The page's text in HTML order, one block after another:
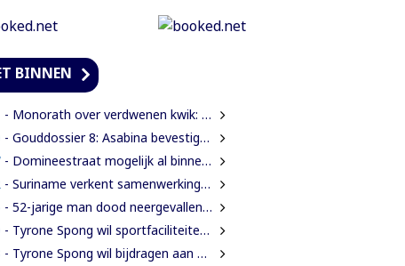
BINNEN
- Monorath over verdwenen kwik: “Als er koppen moeten rollen, dan moeten die rollen”
- Gouddossier 8: Asabina bevestigt goudwinning op bodem Surinamerivier: Concessie voor riviergrind
- Domineestraat mogelijk al binnen twee weken weer open
- Suriname verkent samenwerking met Braziliaanse producent van radarsystemen
- 52-jarige man dood neergevallen langs voetbalveld
- Tyrone Spong wil sportfaciliteiten voor talentvolle Surinaamse jongeren
- Tyrone Spong wil bijdragen aan ontwikkeling Surinaamse jeugd